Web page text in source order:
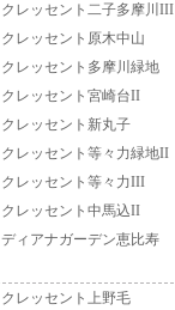
クレッセント二子多摩川III
クレッセント原木中山
クレッセント多摩川緑地
クレッセント宮崎台II
クレッセント新丸子
クレッセント等々力緑地II
クレッセント等々力III
クレッセント中馬込II
ディアナガーデン恵比寿
クレッセント上野毛